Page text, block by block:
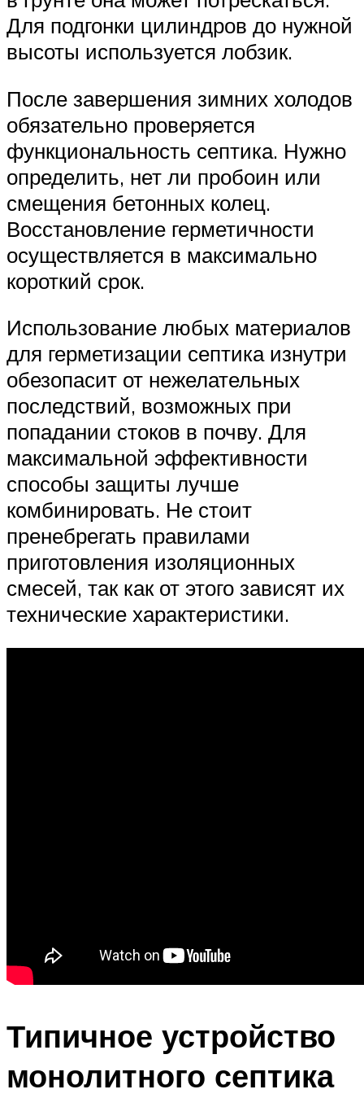
Для подгонки цилиндров до нужной
высоты используется лобзик.
После завершения зимних холодов
обязательно проверяется
функциональность септика. Нужно
определить, нет ли пробоин или
смещения бетонных колец.
Восстановление герметичности
осуществляется в максимально
короткий срок.
Использование любых материалов
для герметизации септика изнутри
обезопасит от нежелательных
последствий, возможных при
попадании стоков в почву. Для
максимальной эффективности
способы защиты лучше
комбинировать. Не стоит
пренебрегать правилами
приготовления изоляционных
смесей, так как от этого зависят их
технические характеристики.
Типичное устройство
монолитного септика